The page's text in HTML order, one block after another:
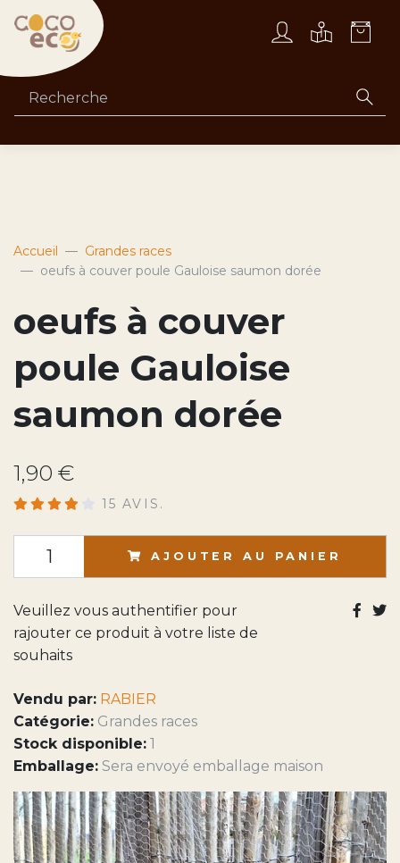
Accueil
Grandes races
oeufs à couver poule Gauloise saumon dorée
oeufs à couver
poule Gauloise
saumon dorée
1,90 €
15 AVIS.
AJOUTER AU PANIER
Veuillez vous authentifier pour
rajouter ce produit à votre liste de
souhaits
Vendu par: RABIER
Catégorie: Grandes races
Stock disponible: 1
Emballage: Sera envoyé emballage maison